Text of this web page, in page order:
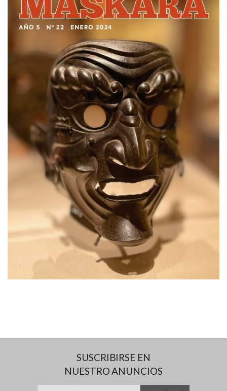
SUSCRIBIRSE EN
NUESTRO ANUNCIOS